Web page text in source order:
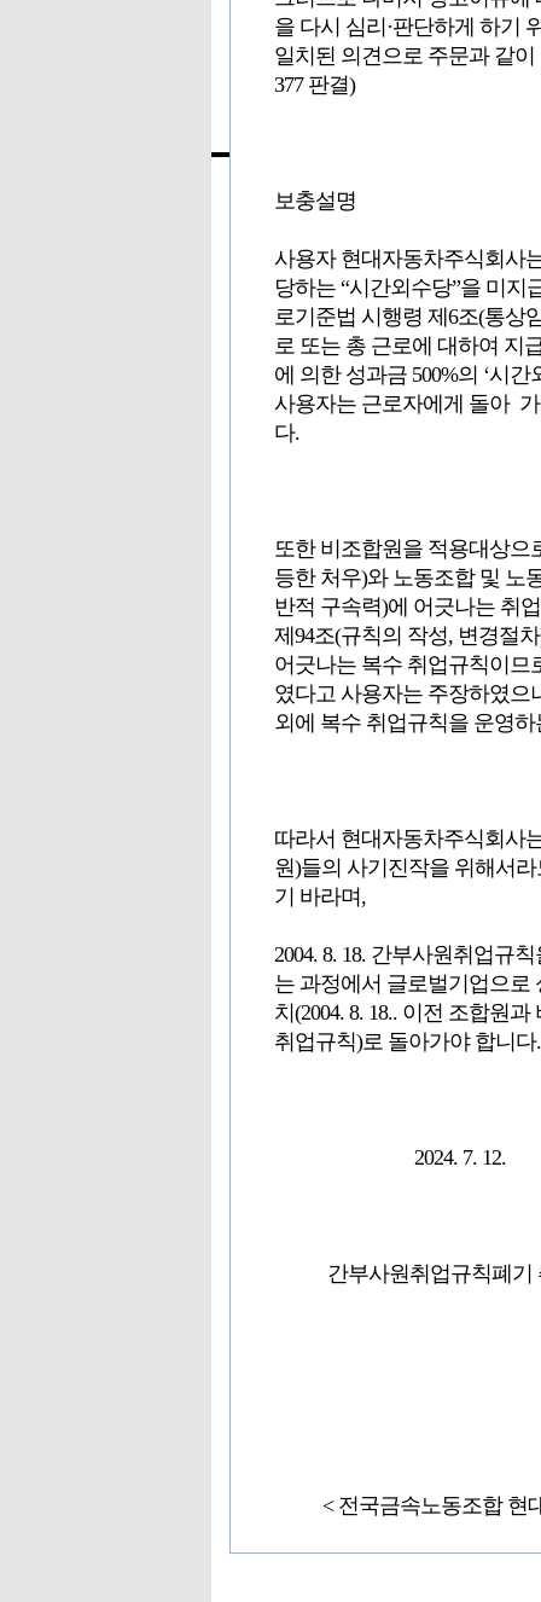
을 다시 심리·판단하게 하기
일치된 의견으로 주문과 같이
377 판결)
보충설명
사용자 현대자동차주식회사
당하는 “시간외수당”을 미지
로기준법 시행령 제6조(통상
로 또는 총 근로에 대하여 지
에 의한 성과금 500%의 ‘시
사용자는 근로자에게 돌아
다.
또한 비조합원을 적용대상으
등한 처우)와 노동조합 및 노
반적 구속력)에 어긋나는 취
제94조(규칙의 작성, 변경절
어긋나는 복수 취업규칙이므
였다고 사용자는 주장하였으
외에 복수 취업규칙을 운영
따라서 현대자동차주식회사
원)들의 사기진작을 위해서
기 바라며,
2004. 8. 18. 간부사원취업규
는 과정에서 글로벌기업으로
치(2004. 8. 18.. 이전 조합원
취업규칙)로 돌아가야 합니다.
2024. 7. 12.
간부사원취업규칙폐기
< 전국금속노동조합 현대